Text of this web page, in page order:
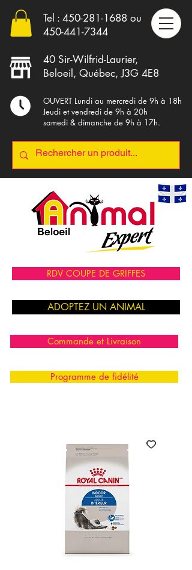
Tel : 450-281-1688 ou
450-441-7344
40 Sir-Wilfrid-Laurier,
Beloeil, Québec, J3G 4E8
OUVERT Lundi au mercredi de 9h à 18h
Jeudi et vendredi de 9h à 20h
samedi & dimanche de 9h à 17h.
RDV COUPE DE GRIFFES
ADOPTEZ UN ANIMAL
Commande et Livraison
Programme de fidélité